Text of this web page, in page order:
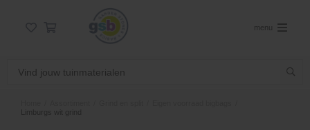
menu
Limburgs wit grind